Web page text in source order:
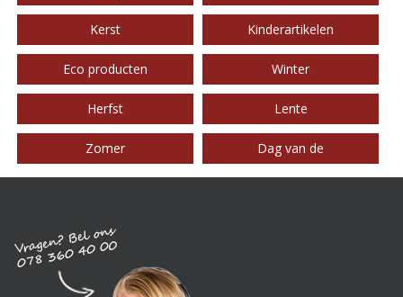
Kerst Kinderartikelen
Eco producten Winter
Herfst Lente
Zomer Dag van de